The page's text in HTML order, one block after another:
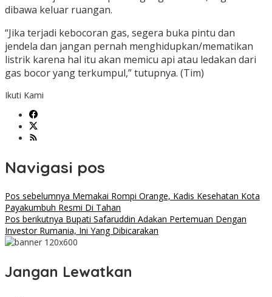
dibawa keluar ruangan.
“Jika terjadi kebocoran gas, segera buka pintu dan
jendela dan jangan pernah menghidupkan/mematikan
listrik karena hal itu akan memicu api atau ledakan dari
gas bocor yang terkumpul,” tutupnya. (Tim)
Ikuti Kami
Navigasi pos
Pos sebelumnya Memakai Rompi Orange, Kadis Kesehatan Kota
Payakumbuh Resmi Di Tahan
Pos berikutnya Bupati Safaruddin Adakan Pertemuan Dengan
Investor Rumania, Ini Yang Dibicarakan
Jangan Lewatkan